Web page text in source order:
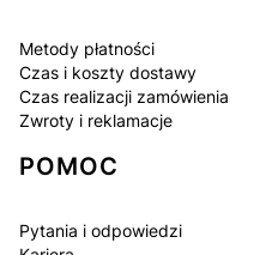
Metody płatności
Czas i koszty dostawy
Czas realizacji zamówienia
Zwroty i reklamacje
POMOC
Pytania i odpowiedzi